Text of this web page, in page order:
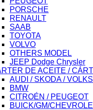
PORSCHE
RENAULT
SAAB
TOYOTA
VOLVO
OTHERS MODEL
JEEP Dodge Chrysler
DE ACEITE /
AUDI / SKODA /
BMW
CITROÉN / PEUGEOT
BUICK/GM/